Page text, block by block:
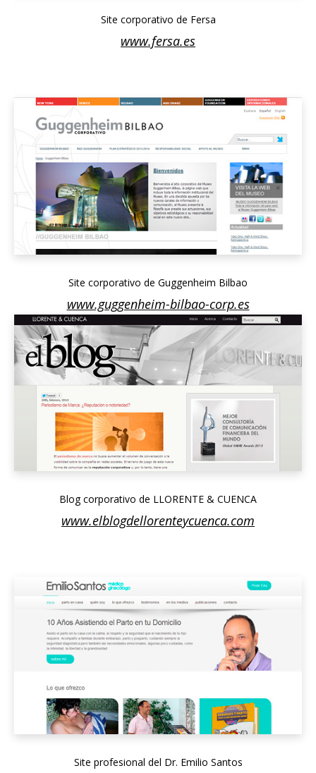
Site corporativo de Fersa
www.fersa.es
Site corporativo de Guggenheim Bilbao
www.guggenheim-bilbao-corp.es
Blog corporativo de LLORENTE & CUENCA
www.elblogdellorenteycuenca.com
Site profesional del Dr. Emilio Santos